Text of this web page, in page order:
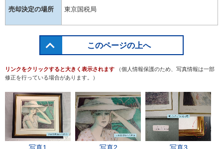
売却決定の場所 東京国税局
このページの上へ
リンクをクリックすると大きく表示されます （個人情報保護のため、写真情報は一部
修正を行っている場合があります。）
写真1 写真2 写真3